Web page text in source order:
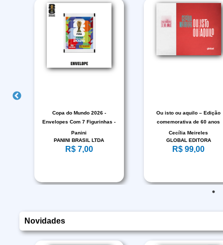
Copa do Mundo 2026 -
Envelopes Com 7 Figurinhas -
FIFA WORLD CUP 2026™
Panini
PANINI BRASIL LTDA
R$ 7,00
Ou isto ou aquilo – Edição
comemorativa de 60 anos
Cecília Meireles
GLOBAL EDITORA
R$ 99,00
Novidades